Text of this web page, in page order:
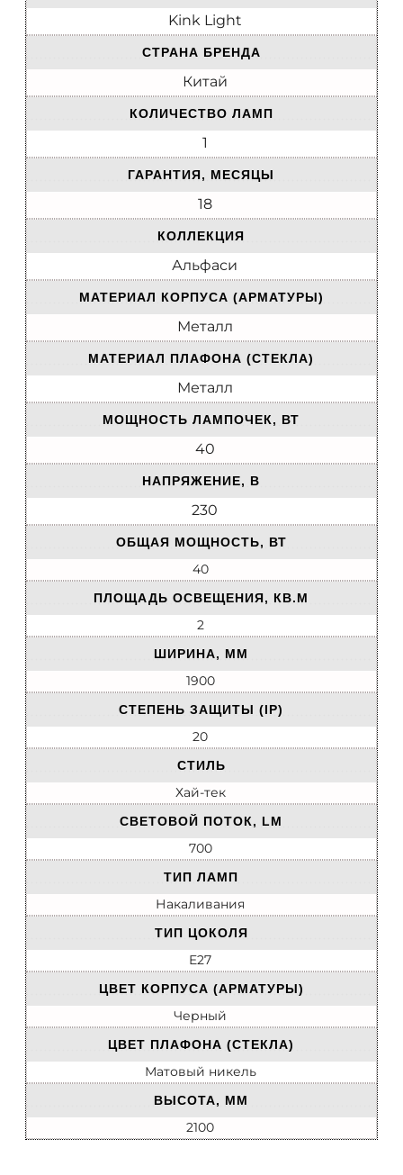
Kink Light
СТРАНА БРЕНДА
Китай
КОЛИЧЕСТВО ЛАМП
1
ГАРАНТИЯ, МЕСЯЦЫ
18
КОЛЛЕКЦИЯ
Альфаси
МАТЕРИАЛ КОРПУСА (АРМАТУРЫ)
Металл
МАТЕРИАЛ ПЛАФОНА (СТЕКЛА)
Металл
МОЩНОСТЬ ЛАМПОЧЕК, ВТ
40
НАПРЯЖЕНИЕ, В
230
ОБЩАЯ МОЩНОСТЬ, ВТ
40
ПЛОЩАДЬ ОСВЕЩЕНИЯ, КВ.М
2
ШИРИНА, ММ
1900
СТЕПЕНЬ ЗАЩИТЫ (IP)
20
СТИЛЬ
Хай-тек
СВЕТОВОЙ ПОТОК, LM
700
ТИП ЛАМП
Накаливания
ТИП ЦОКОЛЯ
E27
ЦВЕТ КОРПУСА (АРМАТУРЫ)
Черный
ЦВЕТ ПЛАФОНА (СТЕКЛА)
Матовый никель
ВЫСОТА, ММ
2100